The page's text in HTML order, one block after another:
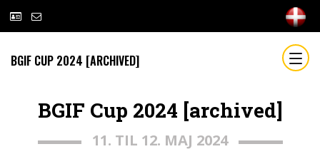
BGIF CUP 2024 [ARCHIVED]
BGIF Cup 2024 [archived]
11. TIL 12. MAJ 2024